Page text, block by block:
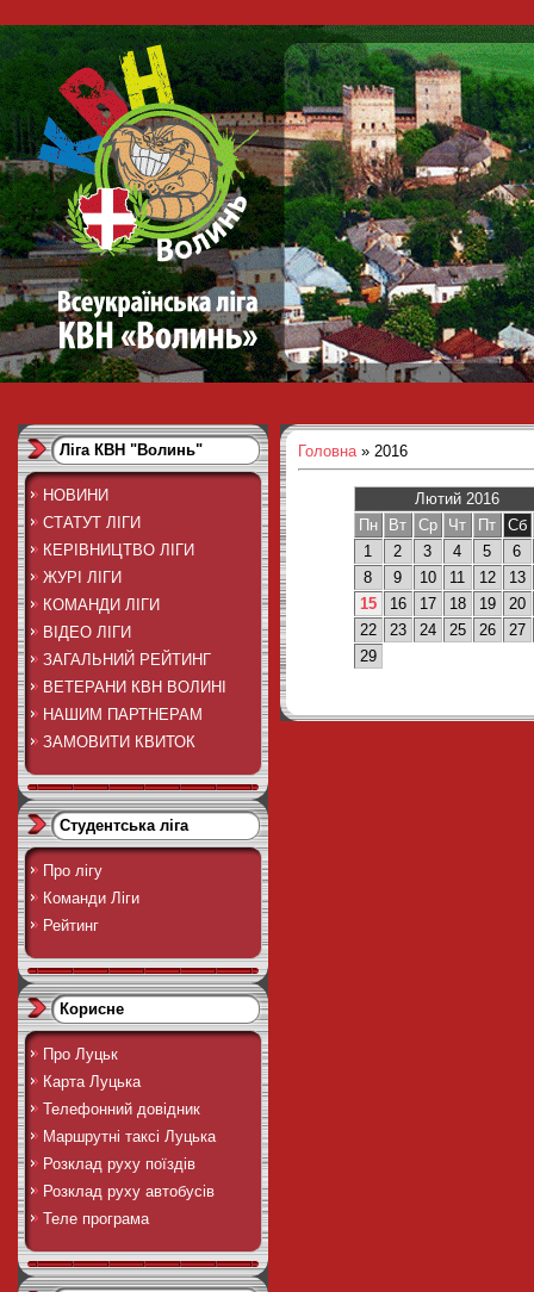
Ліга КВН "Волинь"
НОВИНИ
СТАТУТ ЛІГИ
КЕРІВНИЦТВО ЛІГИ
ЖУРІ ЛІГИ
КОМАНДИ ЛІГИ
ВІДЕО ЛІГИ
ЗАГАЛЬНИЙ РЕЙТИНГ
ВЕТЕРАНИ КВН ВОЛИНІ
НАШИМ ПАРТНЕРАМ
ЗАМОВИТИ КВИТОК
Студентська ліга
Про лігу
Команди Ліги
Рейтинг
Корисне
Про Луцьк
Карта Луцька
Телефонний довідник
Маршрутні таксі Луцька
Розклад руху поїздів
Розклад руху автобусів
Теле програма
Головна» 2016
Лютий 2016
Пн
Вт Ср Чт Пт
Сб
1
2 3 4 5
6
8
9 10 11 12
13
15
16 17 18 19
20
22
23 24 25 26
27
29